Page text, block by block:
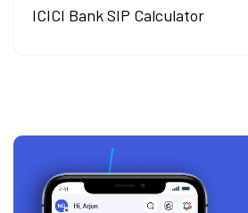
ICICI Bank SIP Calculator